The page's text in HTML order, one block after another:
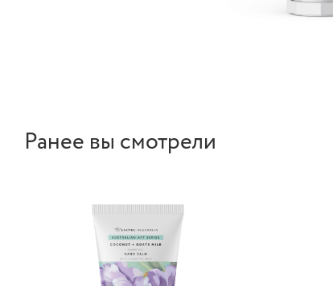
Ранее вы смотрели